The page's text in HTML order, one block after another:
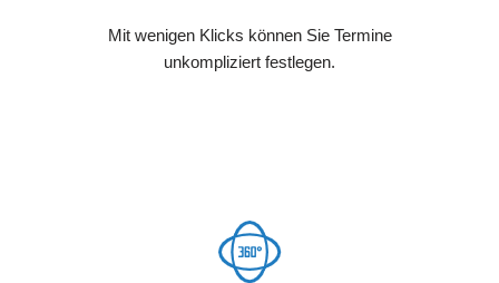
Mit wenigen Klicks können Sie Termine
unkompliziert festlegen.